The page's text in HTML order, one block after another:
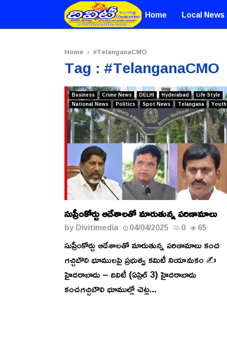
Home Local News
Home #TelanganaCMO
Tag : #TelanganaCMO
Business Crime News DELHI Hyderabad
Life Style
National News
Politics Spot News Telangana Youth
సుప్రీంకోర్టు ఆదేశాలతో మారుతున్న పరిణామాలు
byDivitimedia 04/04/2025 0 65
సుప్రీంకోర్టు ఆదేశాలతో మారుతున్న పరిణామాలు కంచ
గచ్చిబౌలి భూములపై ప్రభుత్వ కమిటీ నియామకం ✍️
హైదరాబాదు – దివిటీ (ఏప్రిల్ 3) హైదరాబాదు
కంచగచ్చిబౌలి భూముల్లో చెట్ల...